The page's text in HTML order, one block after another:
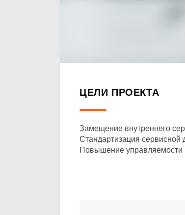
ЦЕЛИ ПРОЕКТА
Замещение внутреннего
Стандартизация сервисной
Повышение управляемости